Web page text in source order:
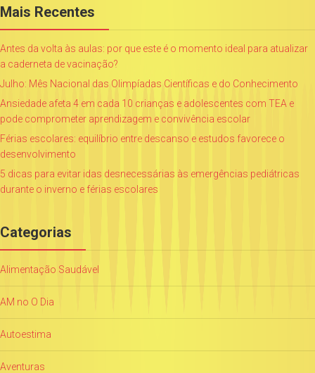
Mais Recentes
Antes da volta às aulas: por que este é o momento ideal para atualizar
a caderneta de vacinação?
Julho: Mês Nacional das Olimpíadas Científicas e do Conhecimento
Ansiedade afeta 4 em cada 10 crianças e adolescentes com TEA e
pode comprometer aprendizagem e convivência escolar
Férias escolares: equilíbrio entre descanso e estudos favorece o
desenvolvimento
5 dicas para evitar idas desnecessárias às emergências pediátricas
durante o inverno e férias escolares
Categorias
Alimentação Saudável
AM no O Dia
Autoestima
Aventuras